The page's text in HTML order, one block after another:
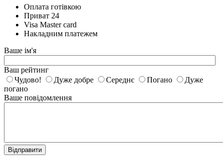
Оплата готівкою
Приват 24
Visa Master card
Накладним платежем
Ваше ім'я
Ваш рейтинг
Чудово!
Дуже добре Середнє Погано
Дуже
погано
Ваше повідомлення
Відправити